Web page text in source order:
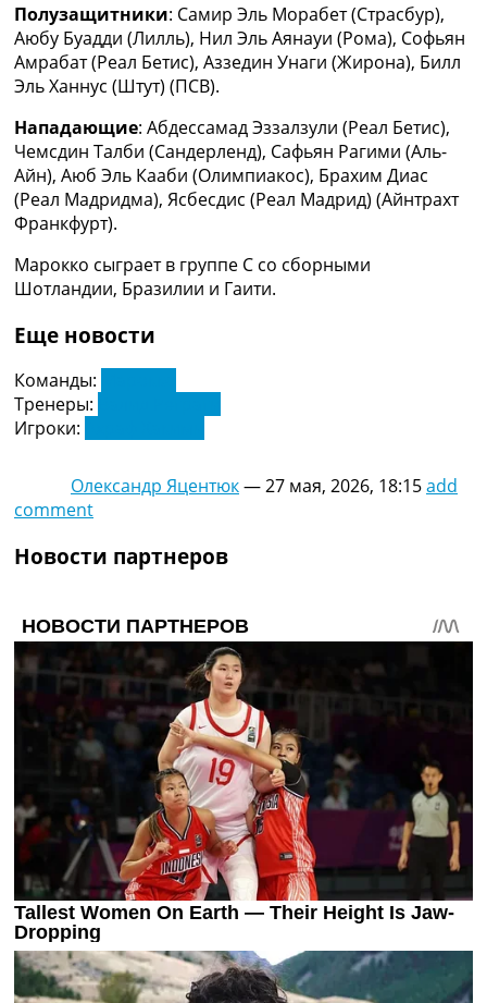
Чемпионат Мира
Украина. Премьер-Лига
Украина. Первая Лига
Лига Чемпионов
Англия. Премьер Лига
Испания. Ла Лига
Другие Турниры >>>
Таблицы
Таблицы групп Чемпионата Мира
Украина. Премьер-Лига
Украина. Первая Лига
Лига Чемпионов. Таблицы групп
Англия. Премьер-Лига
Испания. Ла Лига
Рейтинги
ТВ программа
Полузащитники: Самир Эль Морабет (Страсбур),
Аюбу Буадди (Лилль), Нил Эль Аянауи (Рома), Софьян
Амрабат (Реал Бетис), Аззедин Унаги (Жирона), Билл
Эль Ханнус (Штут) (ПСВ).
Нападающие: Абдессамад Эззалзули (Реал Бетис),
Чемсдин Талби (Сандерленд), Сафьян Рагими (Аль-
Айн), Аюб Эль Кааби (Олимпиакос), Брахим Диас
(Реал Мадридма), Ясбесдис (Реал Мадрид) (Айнтрахт
Франкфурт).
Марокко сыграет в группе С со сборными
Шотландии, Бразилии и Гаити.
Еще новости
Команды:
Тренеры:
Игроки:
Олександр Яцентюк—27 мая, 2026, 18:15add
comment
Новости партнеров